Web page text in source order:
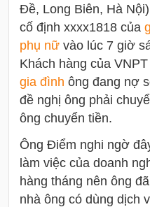
Đề, Long Biên, Hà
cố định xxxx1818 của
phụ nữ vào lúc 7 giờ
Khách hàng của
gia đình ông đang nợ
đề nghị ông phải
ông chuyển tiền.
Ông Điểm nghi ngờ
làm việc của doanh
hàng tháng nên ông
nhà ông có dùng dịch